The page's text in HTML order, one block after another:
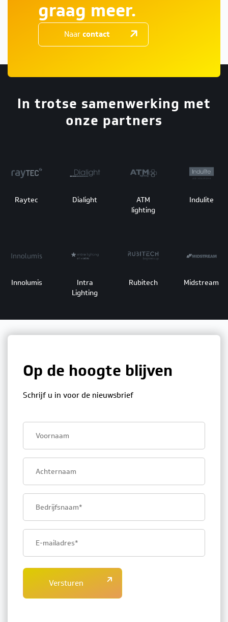
graag meer.
Naarcontact
In trotse samenwerking met
onze partners
Raytec Dialight
ATM
lighting
Indulite
Innolumis
Intra
Lighting
Rubitech Midstream
Op de hoogte blijven
Schrijf u in voor de nieuwsbrief
name
name
Company
name
address